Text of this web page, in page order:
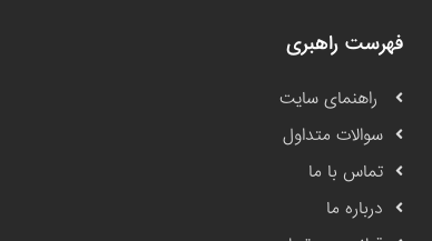
فهرست راهبری
راهنمای سایت
سوالات متداول
تماس با ما
درباره ما